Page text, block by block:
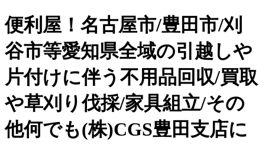
便利屋！名古屋市/豊田市/刈
谷市等愛知県全域の引越しや
片付けに伴う不用品回収/買取
や草刈り伐採/家具組立/その
他何でも(株)CGS豊田支店に